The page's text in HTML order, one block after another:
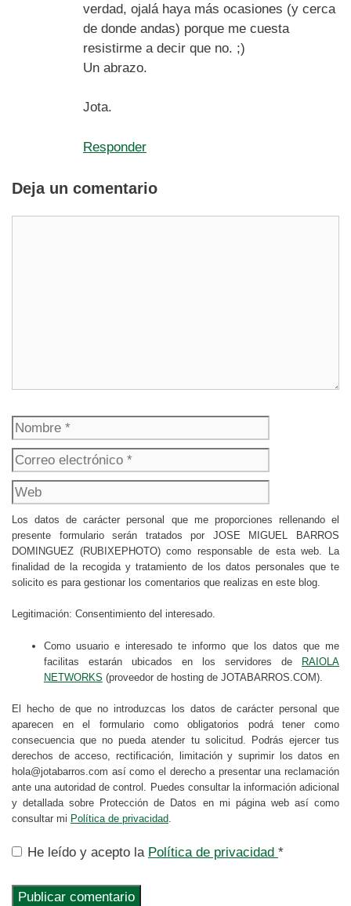
verdad, ojalá haya más ocasiones (y cerca
de donde andas) porque me cuesta
resistirme a decir que no. ;)
Un abrazo.
Jota.
Responder
Deja un comentario
Nombre
electrónico
Los datos de carácter personal que me proporciones rellenando el
presente formulario serán tratados por JOSE MIGUEL BARROS
DOMINGUEZ (RUBIXEPHOTO) como responsable de esta web. La
finalidad de la recogida y tratamiento de los datos personales que te
solicito es para gestionar los comentarios que realizas en este blog.
Legitimación: Consentimiento del interesado.
Como usuario e interesado te informo que los datos que me
facilitas estarán ubicados en los servidores de RAIOLA
NETWORKS (proveedor de hosting de JOTABARROS.COM).
El hecho de que no introduzcas los datos de carácter personal que
aparecen en el formulario como obligatorios podrá tener como
consecuencia que no pueda atender tu solicitud. Podrás ejercer tus
derechos de acceso, rectificación, limitación y suprimir los datos en
hola@jotabarros.com así como el derecho a presentar una reclamación
ante una autoridad de control. Puedes consultar la información adicional
y detallada sobre Protección de Datos en mi página web así como
consultar mi Política de privacidad.
He leído y acepto la Política de privacidad *